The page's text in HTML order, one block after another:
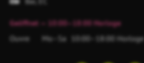
Geöffnet — 10:00–18:00 Horloge
Ouvre
Mo–Sa 10:00–18:00 Horloge